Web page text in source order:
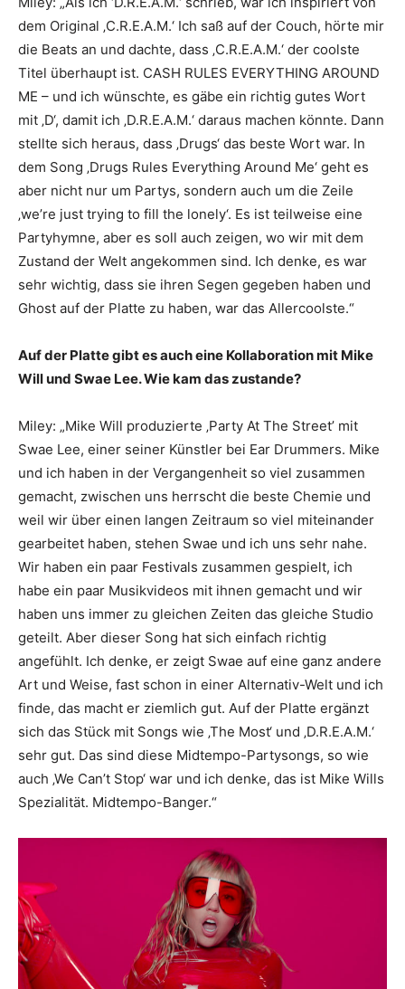
dem Original ‚C.R.E.A.M.‘ Ich saß auf der Couch, hörte mir
die Beats an und dachte, dass ‚C.R.E.A.M.‘ der coolste
Titel überhaupt ist. CASH RULES EVERYTHING AROUND
ME – und ich wünschte, es gäbe ein richtig gutes Wort
mit ‚D‘, damit ich ‚D.R.E.A.M.‘ daraus machen könnte. Dann
stellte sich heraus, dass ‚Drugs‘ das beste Wort war. In
dem Song ‚Drugs Rules Everything Around Me‘ geht es
aber nicht nur um Partys, sondern auch um die Zeile
‚we’re just trying to fill the lonely‘. Es ist teilweise eine
Partyhymne, aber es soll auch zeigen, wo wir mit dem
Zustand der Welt angekommen sind. Ich denke, es war
sehr wichtig, dass sie ihren Segen gegeben haben und
Ghost auf der Platte zu haben, war das Allercoolste.“
Auf der Platte gibt es auch eine Kollaboration mit Mike
Will und Swae Lee. Wie kam das zustande?
Miley: „Mike Will produzierte ‚Party At The Street’ mit
Swae Lee, einer seiner Künstler bei Ear Drummers. Mike
und ich haben in der Vergangenheit so viel zusammen
gemacht, zwischen uns herrscht die beste Chemie und
weil wir über einen langen Zeitraum so viel miteinander
gearbeitet haben, stehen Swae und ich uns sehr nahe.
Wir haben ein paar Festivals zusammen gespielt, ich
habe ein paar Musikvideos mit ihnen gemacht und wir
haben uns immer zu gleichen Zeiten das gleiche Studio
geteilt. Aber dieser Song hat sich einfach richtig
angefühlt. Ich denke, er zeigt Swae auf eine ganz andere
Art und Weise, fast schon in einer Alternativ-Welt und ich
finde, das macht er ziemlich gut. Auf der Platte ergänzt
sich das Stück mit Songs wie ‚The Most‘ und ‚D.R.E.A.M.‘
sehr gut. Das sind diese Midtempo-Partysongs, so wie
auch ‚We Can’t Stop‘ war und ich denke, das ist Mike Wills
Spezialität. Midtempo-Banger.“